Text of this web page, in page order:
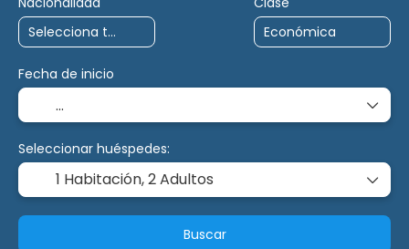
Fecha de inicio
Seleccionar huéspedes:
1 Habitación,2 Adultos
Buscar